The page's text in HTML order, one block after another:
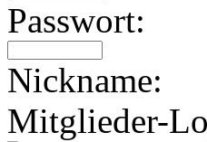
Passwort:
Nickname:
Mitglieder-